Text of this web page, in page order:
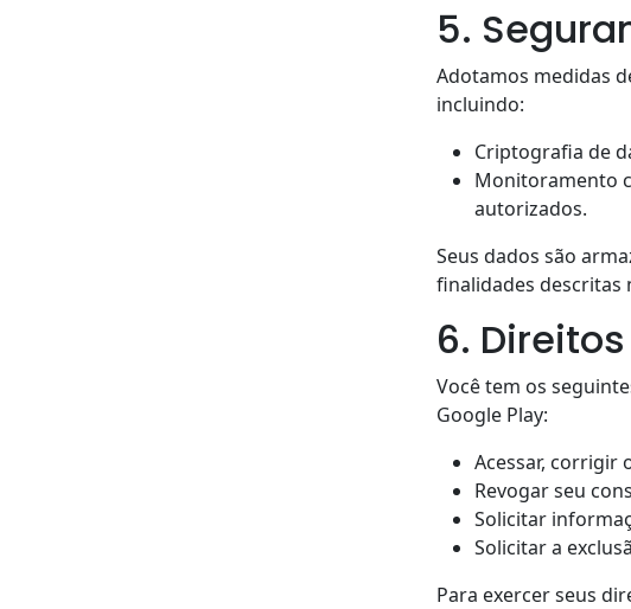
5.
Adotamos medidas
incluindo:
Criptografia de
Monitoramento
autorizados.
Seus dados são
finalidades descritas
6.
Você tem os
Google Play:
Acessar, corrigir
Revogar seu
Solicitar
Solicitar a
Para exercer seus